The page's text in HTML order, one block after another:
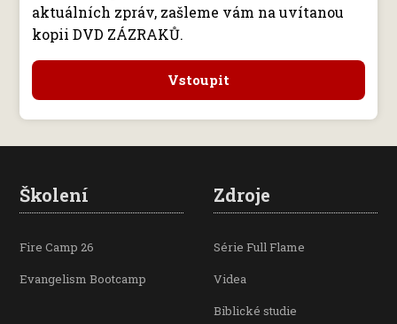
aktuálních zpráv, zašleme vám na uvítanou
kopii DVD ZÁZRAKŮ.
Vstoupit
Školení
Fire Camp 26
Evangelism Bootcamp
Zdroje
Série Full Flame
Videa
Biblické studie